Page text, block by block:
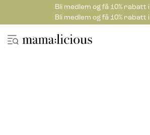
Bli medlem og få 10% rabatt
Bli medlem og få 10% rabatt